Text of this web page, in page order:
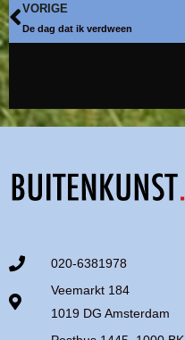
VORIGE
De dag dat ik verdween
020-6381978
Veemarkt 184
1019 DG Amsterdam